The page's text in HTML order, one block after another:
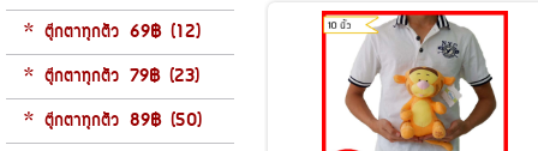
* ตุ๊กตาทุกตัว 69฿ (12)
* ตุ๊กตาทุกตัว 79฿ (23)
* ตุ๊กตาทุกตัว 89฿ (50)